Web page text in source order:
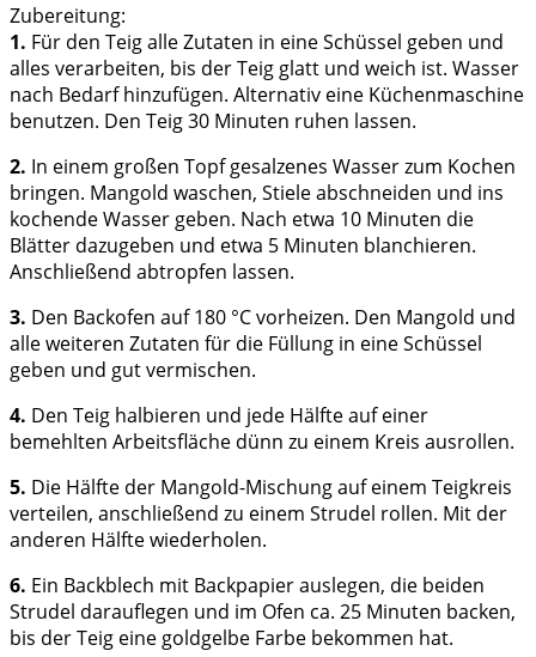
Zubereitung:
1. Für den Teig alle Zutaten in eine Schüssel geben und
alles verarbeiten, bis der Teig glatt und weich ist. Wasser
nach Bedarf hinzufügen. Alternativ eine Küchenmaschine
benutzen. Den Teig 30 Minuten ruhen lassen.
2. In einem großen Topf gesalzenes Wasser zum Kochen
bringen. Mangold waschen, Stiele abschneiden und ins
kochende Wasser geben. Nach etwa 10 Minuten die
Blätter dazugeben und etwa 5 Minuten blanchieren.
Anschließend abtropfen lassen.
3. Den Backofen auf 180 °C vorheizen. Den Mangold und
alle weiteren Zutaten für die Füllung in eine Schüssel
geben und gut vermischen.
4. Den Teig halbieren und jede Hälfte auf einer
bemehlten Arbeitsfläche dünn zu einem Kreis ausrollen.
5. Die Hälfte der Mangold-Mischung auf einem Teigkreis
verteilen, anschließend zu einem Strudel rollen. Mit der
anderen Hälfte wiederholen.
6. Ein Backblech mit Backpapier auslegen, die beiden
Strudel darauflegen und im Ofen ca. 25 Minuten backen,
bis der Teig eine goldgelbe Farbe bekommen hat.